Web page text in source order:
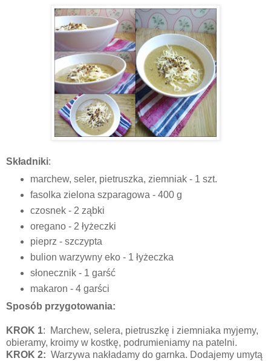
Składniki:
marchew, seler, pietruszka, ziemniak - 1 szt.
fasolka zielona szparagowa - 400 g
czosnek - 2 ząbki
oregano - 2 łyżeczki
pieprz - szczypta
bulion warzywny eko - 1 łyżeczka
słonecznik - 1 garść
makaron - 4 garści
Sposób przygotowania:
KROK 1: Marchew, selera, pietruszkę i ziemniaka myjemy,
obieramy, kroimy w kostkę, podrumieniamy na patelni.
KROK 2: Warzywa nakładamy do garnka. Dodajemy umytą